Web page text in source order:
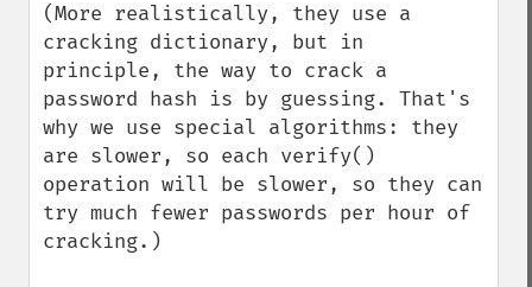
(More realistically, they use a
cracking dictionary, but in
principle, the way to crack a
password hash is by guessing. That's
why we use special algorithms: they
are slower, so each verify()
operation will be slower, so they can
try much fewer passwords per hour of
cracking.)